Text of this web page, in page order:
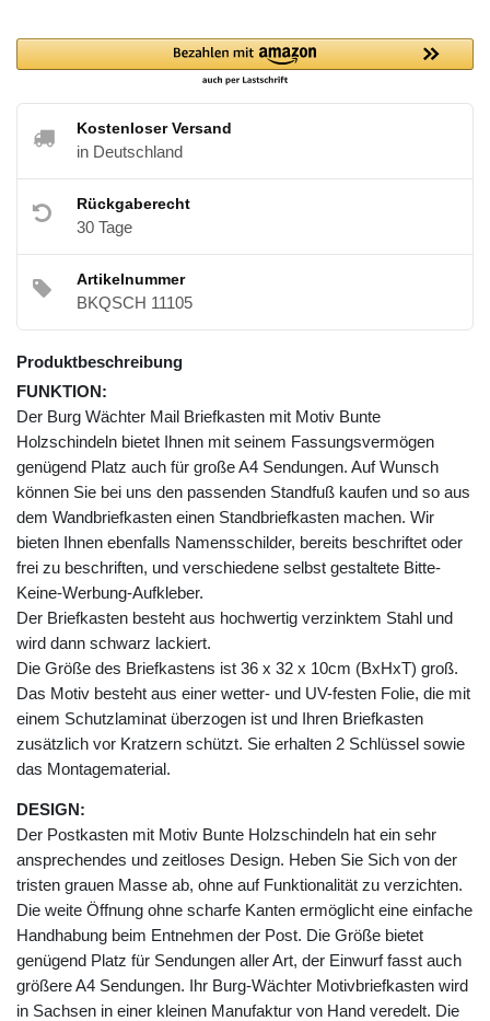
Kostenloser Versand
in Deutschland
Rückgaberecht
30 Tage
Artikelnummer
BKQSCH 11105
Produktbeschreibung
FUNKTION:
Der Burg Wächter Mail Briefkasten mit Motiv Bunte
Holzschindeln bietet Ihnen mit seinem Fassungsvermögen
genügend Platz auch für große A4 Sendungen. Auf Wunsch
können Sie bei uns den passenden Standfuß kaufen und so aus
dem Wandbriefkasten einen Standbriefkasten machen. Wir
bieten Ihnen ebenfalls Namensschilder, bereits beschriftet oder
frei zu beschriften, und verschiedene selbst gestaltete Bitte-
Keine-Werbung-Aufkleber.
Der Briefkasten besteht aus hochwertig verzinktem Stahl und
wird dann schwarz lackiert.
Die Größe des Briefkastens ist 36 x 32 x 10cm (BxHxT) groß.
Das Motiv besteht aus einer wetter- und UV-festen Folie, die mit
einem Schutzlaminat überzogen ist und Ihren Briefkasten
zusätzlich vor Kratzern schützt. Sie erhalten 2 Schlüssel sowie
das Montagematerial.
DESIGN:
Der Postkasten mit Motiv Bunte Holzschindeln hat ein sehr
ansprechendes und zeitloses Design. Heben Sie Sich von der
tristen grauen Masse ab, ohne auf Funktionalität zu verzichten.
Die weite Öffnung ohne scharfe Kanten ermöglicht eine einfache
Handhabung beim Entnehmen der Post. Die Größe bietet
genügend Platz für Sendungen aller Art, der Einwurf fasst auch
größere A4 Sendungen. Ihr Burg-Wächter Motivbriefkasten wird
in Sachsen in einer kleinen Manufaktur von Hand veredelt. Die